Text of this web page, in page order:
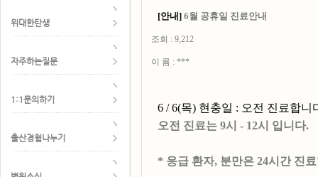
위대한탄생
자주하는질문
1:1문의하기
출산경험나누기
[안내] 6월 공휴일 진료안내
조회 : 9,212
이 름 : ***
6 / 6(목) 현충일 : 오전 진료합니
오전 진료는 9시 - 12시 입니다.
* 응급 환자, 분만은 24시간 진